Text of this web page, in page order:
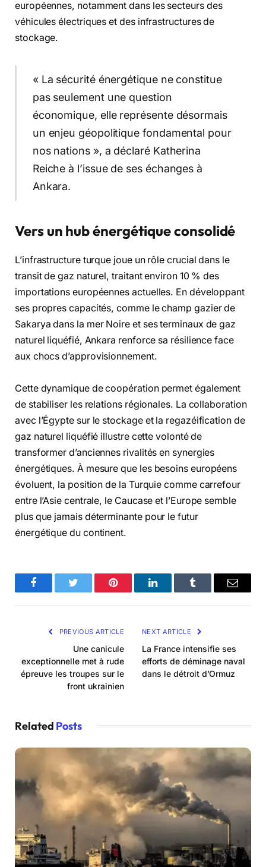
européennes, notamment dans les secteurs des
véhicules électriques et des infrastructures de
stockage.
« La sécurité énergétique ne constitue
pas seulement une question
économique, elle représente désormais
un enjeu géopolitique fondamental pour
nos nations », a déclaré Katherina
Reiche à l’issue de ses échanges à
Ankara.
Vers un hub énergétique consolidé
L’infrastructure turque joue un rôle crucial dans le
transit de gaz naturel, traitant environ 10 % des
importations européennes actuelles. En développant
ses propres capacités, comme le champ gazier de
Sakarya dans la mer Noire et ses terminaux de gaz
naturel liquéfié, Ankara renforce sa résilience face
aux chocs d’approvisionnement.
Cette dynamique de coopération permet également
de stabiliser les relations régionales. La collaboration
avec l’Égypte sur le stockage et la regazéification de
gaz naturel liquéfié illustre cette volonté de
transformer d’anciennes rivalités en synergies
énergétiques. À mesure que les besoins européens
évoluent, la position de la Turquie comme carrefour
entre l’Asie centrale, le Caucase et l’Europe semble
plus que jamais déterminante pour le futur
énergétique du continent.
FacebookTwitter Pinterest LinkedInTumblr Email
PREVIOUS ARTICLE
Une canicule
exceptionnelle met à rude
épreuve les troupes sur le
front ukrainien
NEXT ARTICLE
La France intensifie ses
efforts de déminage naval
dans le détroit d’Ormuz
Related Posts